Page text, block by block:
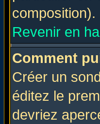
composition).
Revenir en
Comment
Créer un
éditez le
devriez